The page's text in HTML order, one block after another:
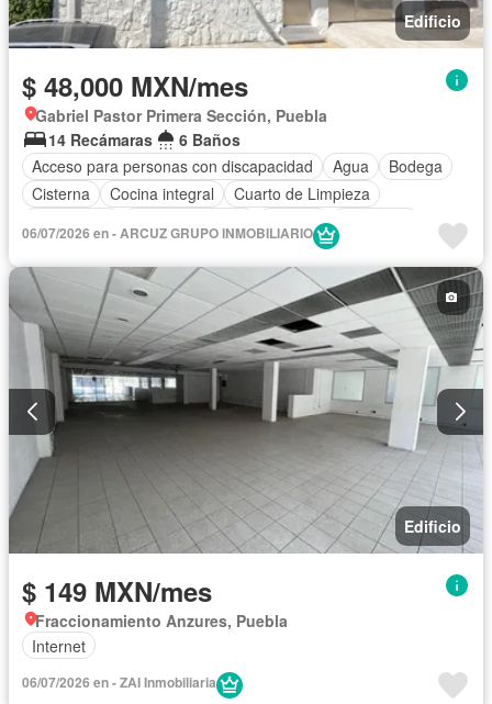
Edificio
$ 48,000 MXN/mes
Gabriel Pastor Primera Sección, Puebla
14 Recámaras
6 Baños
Acceso para personas con discapacidad
Agua
Bodega
Cisterna
Cocina integral
Cuarto de Limpieza
Internet
Wifi
06/07/2026 en - ARCUZ GRUPO INMOBILIARIO
Edificio
$ 149 MXN/mes
Fraccionamiento Anzures, Puebla
Internet
06/07/2026 en - ZAI Inmobiliaria